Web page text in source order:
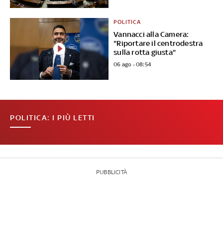
Vannacci alla Camera:
"Riportare il centrodestra
sulla rotta giusta"
POLITICA
06 ago - 08:54
POLITICA: I PIÙ LETTI
PUBBLICITÀ